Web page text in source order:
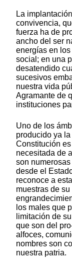
La
convivencia,
fuerza ha de
ancho del ser
energías en
social; en una
desatendido
sucesivos
nuestra vida
Agramante de
instituciones
Uno de los
producido ya
Constitución
necesitada de
son
desde el
reconoce a
muestras de
los males que
limitación de
que son del
alfoces,
nombres son
nuestra patria.